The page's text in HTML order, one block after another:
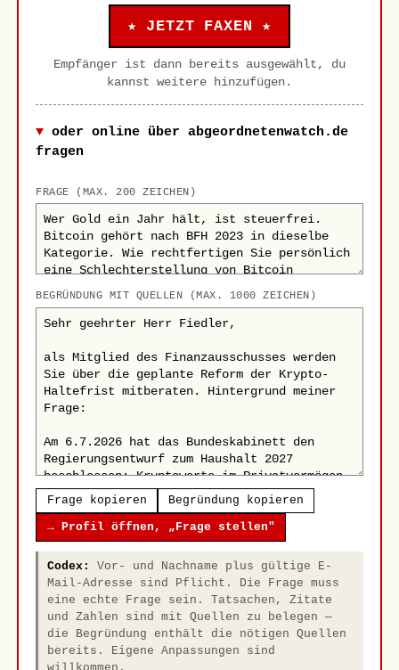
★ JETZT FAXEN ★
Empfänger ist dann bereits ausgewählt, du
kannst weitere hinzufügen.
oder online über abgeordnetenwatch.de
fragen
FRAGE (MAX. 200 ZEICHEN)
BEGRÜNDUNG MIT QUELLEN (MAX. 1000 ZEICHEN)
Frage kopieren Begründung kopieren
→ Profil öffnen, „Frage stellen"
Codex:
Vor- und Nachname plus gültige E-
Mail-Adresse sind Pflicht. Die Frage muss
eine echte Frage sein. Tatsachen, Zitate
und Zahlen sind mit Quellen zu belegen —
die Begründung enthält die nötigen Quellen
bereits. Eigene Anpassungen sind